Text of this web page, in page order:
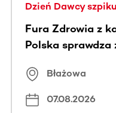
Dzień Dawcy szpiku
Fura Zdrowia z
Polska sprawdza
Błażowa
07.08.2026